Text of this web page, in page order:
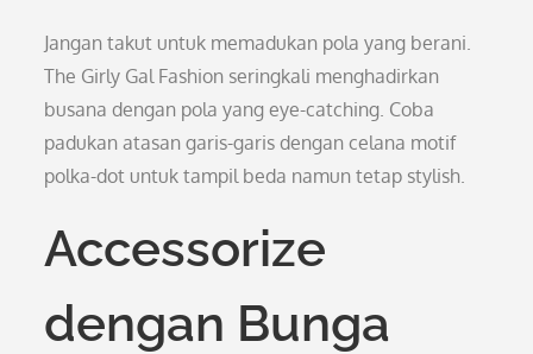
Jangan takut untuk memadukan pola yang berani.
The Girly Gal Fashion seringkali menghadirkan
busana dengan pola yang eye-catching. Coba
padukan atasan garis-garis dengan celana motif
polka-dot untuk tampil beda namun tetap stylish.
Accessorize
dengan Bunga